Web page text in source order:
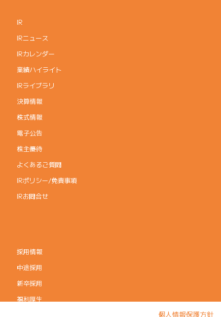
IR
IRニュース
IRカレンダー
業績ハイライト
IRライブラリ
決算情報
株式情報
電子公告
株主優待
よくあるご質問
IRポリシー/免責事項
IRお問合せ
採用情報
中途採用
新卒採用
福利厚生
個人情報保護方針